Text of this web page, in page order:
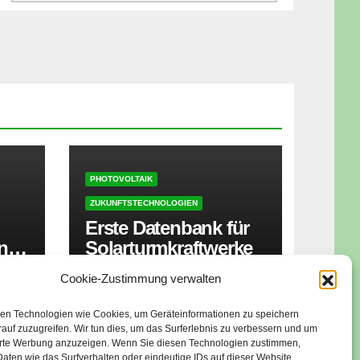
Cookie-Zustimmung verwalten
Technologien wie Cookies, um Geräteinformationen zu speichern
zuzugreifen. Wir tun dies, um das Surferlebnis zu verbessern und um
Werbung anzuzeigen. Wenn Sie diesen Technologien zustimmen,
wie das Surfverhalten oder eindeutige IDs auf dieser Website
PHOTOVOLTAIK
ZUKUNFTSTECHNOLOGIEN
Erste Datenbank für
Solarturmkraftwerke
16. JUNI 2026